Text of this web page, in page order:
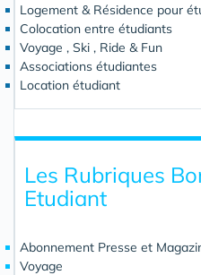
Logement & Résidence pour
Colocation entre étudiants
Voyage , Ski , Ride & Fun
Associations étudiantes
Location étudiant
Les Rubriques
Etudiant
Abonnement Presse et
Voyage